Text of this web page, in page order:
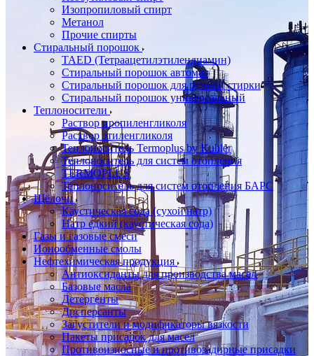
Изопропиловый спирт
Метанол
Прочие спирты
Стиральный порошок
TAED (Тетраацетилэтилендиамин)
Стиральный порошок автомат
Стиральный порошок для ручной стирки
Стиральный порошок универсальный
Теплоносители
Раствор пропиленгликоля
Раствор этиленгликоля
Теплоноситель Termoplus by Kuhler
Теплоноситель для систем отопления
TERMOPLUS
Теплоноситель для систем отопления БАРС
Щёлочи
Каустическая сода (сухой натр)
Натр едкий (каустическая сода)
Газы и газовые смеси
Ионообменные смолы
Нефтехимическая продукция
Антиоксиданты для производства масел
Базовые масла
Детергенты
Дисперсанты
Загустители и модификаторы вязкости
Пакеты присадок для масел
Противоизносные и противозадирные присадки